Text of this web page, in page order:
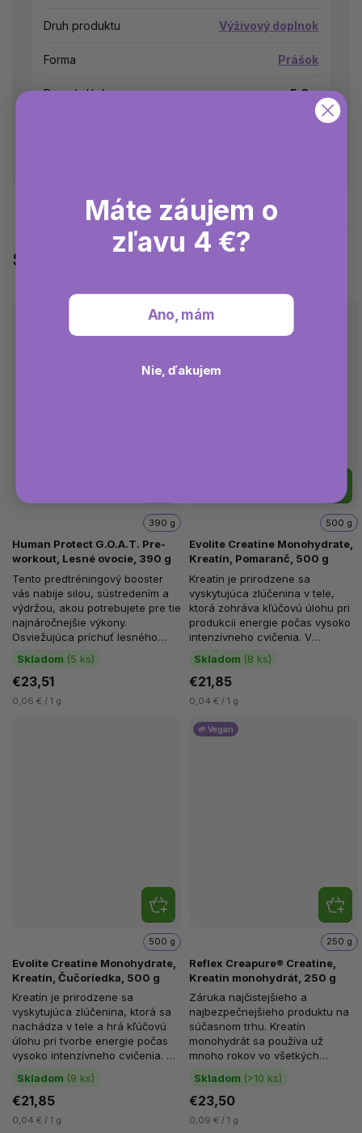
Druh produktu Výživový doplnok
Forma Prášok
Denná dávka 5,3 g
Súvisiaci tovar
Human Protect G.O.A.T. Pre-
workout, Lesné ovocie, 390 g
Skladom (5 ks)
390 g
€23,51
0,06 € / 1 g
Tento predtréningový booster
vás nabije silou, sústredením a
výdržou, akou potrebujete pre tie
najnáročnejšie výkony.
Osviežujúca príchuť lesného
ovocia dodá príjemný štart,...
Evolite Creatine Monohydrate,
Kreatín, Pomaranč, 500 g
Skladom (8 ks)
500 g
€21,85
0,04 € / 1 g
Kreatín je prirodzene sa
vyskytujúca zlúčenina v tele,
ktorá zohráva kľúčovú úlohu pri
produkcii energie počas vysoko
intenzívneho cvičenia. V
kombinácii s taurínom,
prirodzene...
Evolite Creatine Monohydrate,
Kreatín, Čučoriedka, 500 g
Skladom (9 ks)
500 g
€21,85
0,04 € / 1 g
Kreatín je prirodzene sa
vyskytujúca zlúčenina, ktorá sa
nachádza v tele a hrá kľúčovú
úlohu pri tvorbe energie počas
vysoko intenzívneho cvičenia. V
kombinácii s taurínom,...
🌱 Vegan
Reflex Creapure® Creatine,
Kreatín monohydrát, 250 g
Skladom (>10 ks)
250 g
€23,50
0,09 € / 1 g
Záruka najčistejšieho a
najbezpečnejšieho produktu na
súčasnom trhu. Kreatín
monohydrát sa používa už
mnoho rokov vo všetkých
športoch. Kreatín je telu vlastná
látka, ktorá je...
Máte záujem o
zľavu 4 €?
Ano, mám
Nie, ďakujem